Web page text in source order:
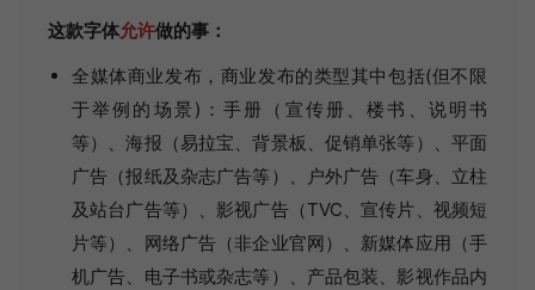
这款字体允许做的事：
全媒体商业发布，商业发布的类型其中包括(但不限
于举例的场景)：手册（宣传册、楼书、说明书
等）、海报（易拉宝、背景板、促销单张等）、平面
广告（报纸及杂志广告等）、户外广告（车身、立柱
及站台广告等）、影视广告（TVC、宣传片、视频短
片等）、网络广告（非企业官网）、新媒体应用（手
机广告、电子书或杂志等）、产品包装、影视作品内